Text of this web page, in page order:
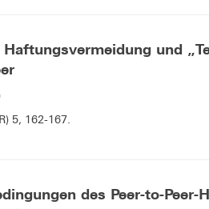
und
5, 162-167.
des Peer-to-